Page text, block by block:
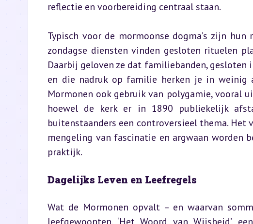
reflectie en voorbereiding centraal staan.
Typisch voor de mormoonse dogma’s zijn
zondagse diensten vinden gesloten rituelen
Daarbij geloven ze dat familiebanden,
en die nadruk op familie herken je in weinig
Mormonen ook gebruik van polygamie, vooral
hoewel de kerk er in 1890 publiekelijk
buitenstaanders een controversieel thema.
mengeling van fascinatie en argwaan worden
praktijk.
Dagelijks Leven en Leefregels
Wat de Mormonen opvalt – en waarvan